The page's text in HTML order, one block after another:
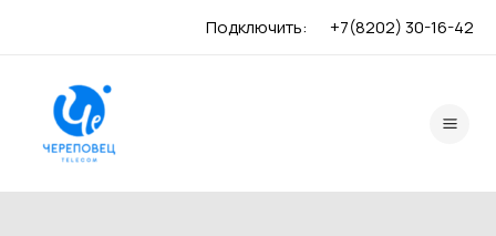
Подключить: +7(8202) 30-16-42